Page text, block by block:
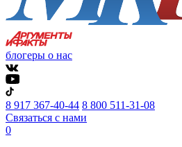
блогеры о нас
8 917 367-40-44 8 800 511-31-08
Связаться с нами
0